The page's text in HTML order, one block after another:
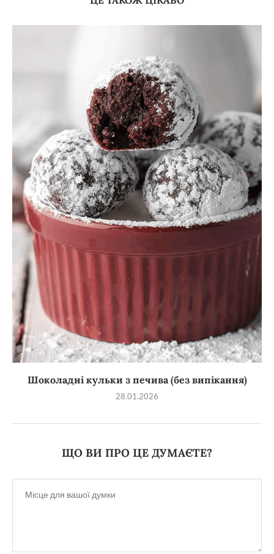
Шоколадні кульки з печива (без випікання)
28.01.2026
ЩО ВИ ПРО ЦЕ ДУМАЄТЕ?